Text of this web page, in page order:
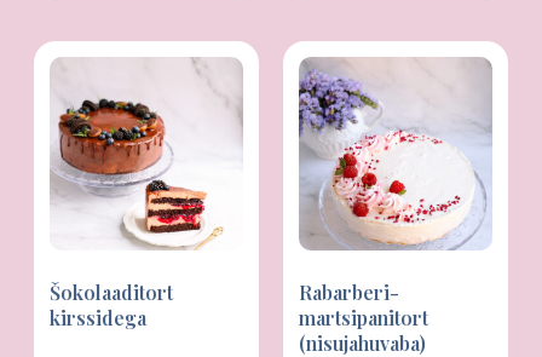
Šokolaaditort
kirssidega
Rabarberi-
martsipanitort
(nisujahuvaba)